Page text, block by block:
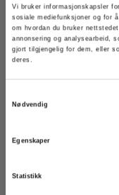
Vi bruker informasjonskapsler
sosiale mediefunksjoner og for
om hvordan du bruker
annonsering og analysearbeid,
gjort tilgjengelig for dem, eller
deres.
Nødvendig
Egenskaper
Statistikk